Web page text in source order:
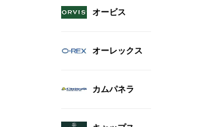
オービス
オーレックス
カムパネラ